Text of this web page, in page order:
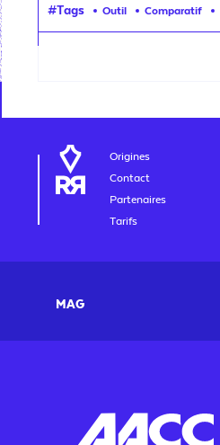
#Tags Outil Comparatif
Origines
Contact
Partenaires
Tarifs
MAG